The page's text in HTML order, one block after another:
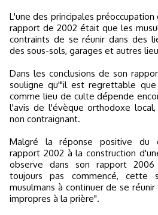
L'une des principales préoccupation
rapport de 2002 était que les
contraints de se réunir dans des
des sous-sols, garages et autres
Dans les conclusions de son
souligne qu'"il est regrettable
comme lieu de culte dépende
l'avis de l'évèque orthodoxe
non contraignant.
Malgré la réponse positive du
rapport 2002 à la construction
observe dans son rapport
toujours pas commencé, cette
musulmans à continuer de se
impropres à la prière".